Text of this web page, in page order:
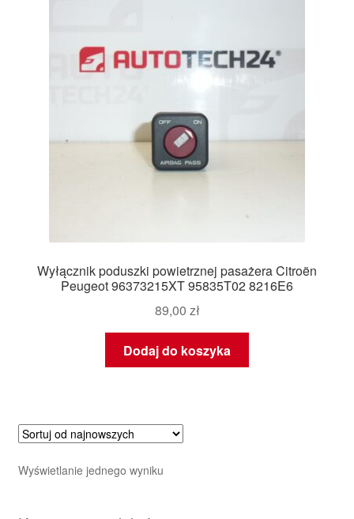
Wyłącznik poduszki powietrznej pasażera Citroën
Peugeot 96373215XT 95835T02 8216E6
89,00 zł
Dodaj do koszyka
Wyświetlanie jednego wyniku